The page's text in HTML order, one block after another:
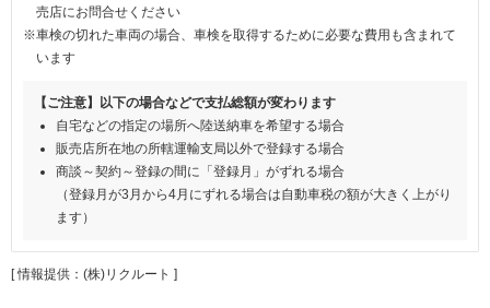
売店にお問合せください
※車検の切れた車両の場合、車検を取得するために必要な費用も含まれて
います
【ご注意】以下の場合などで支払総額が変わります
自宅などの指定の場所へ陸送納車を希望する場合
販売店所在地の所轄運輸支局以外で登録する場合
商談～契約～登録の間に「登録月」がずれる場合
（登録月が3月から4月にずれる場合は自動車税の額が大きく上がり
ます）
[ 情報提供：(株)リクルート ]